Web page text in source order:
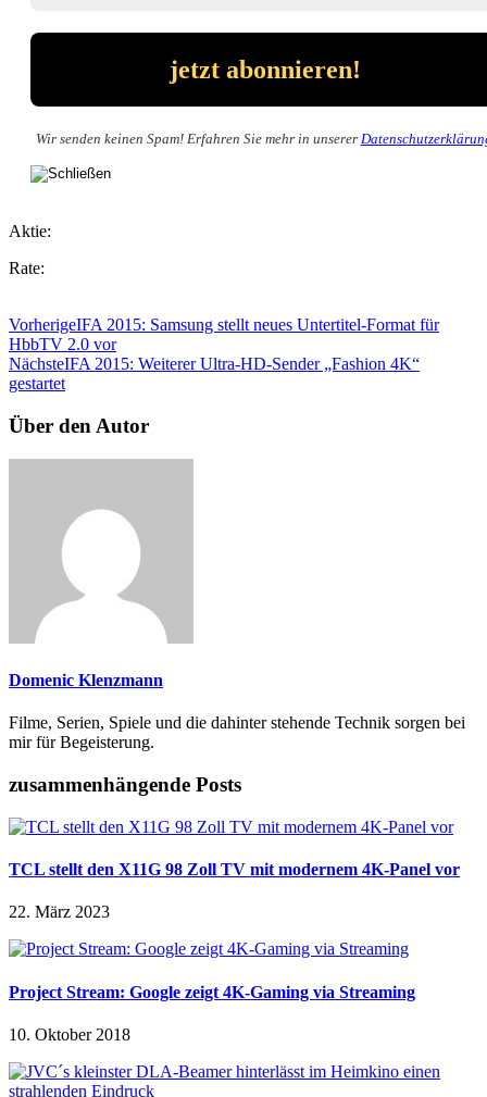
Wir senden keinen Spam! Erfahren Sie mehr in unserer
Aktie:
Rate:
VorherigeIFA 2015: Samsung stellt neues Untertitel-Format für
HbbTV 2.0 vor
NächsteIFA 2015: Weiterer Ultra-HD-Sender „Fashion 4K“
gestartet
Über den Autor
Domenic Klenzmann
Filme, Serien, Spiele und die dahinter stehende Technik sorgen bei
mir für Begeisterung.
zusammenhängende Posts
TCL stellt den X11G 98 Zoll TV mit modernem 4K-Panel vor
22. März 2023
Project Stream: Google zeigt 4K-Gaming via Streaming
10. Oktober 2018